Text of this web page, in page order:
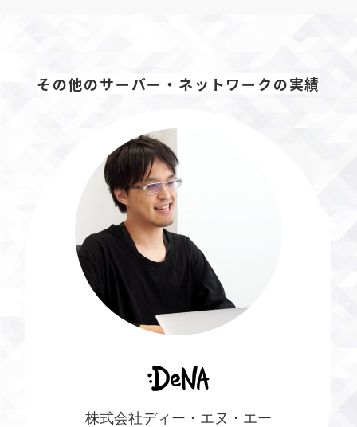
その他のサーバー・ネットワークの実績
株式会社ディー・エヌ・エー